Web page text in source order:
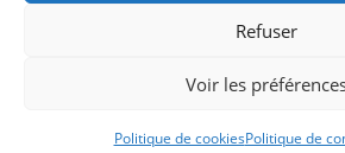
Refuser
Voir les
Politique de cookiesPolitique de
Copyright 2026 - J'écris pour les Pitchouns - N°
49300 CHOLET